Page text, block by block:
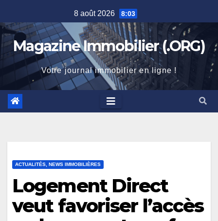
to
content
8 août 2026 8:03
Magazine Immobilier (.ORG)
Votre journal immobilier en ligne !
ACTUALITÉS, NEWS IMMOBILIÈRES
Logement Direct
veut favoriser l’accès